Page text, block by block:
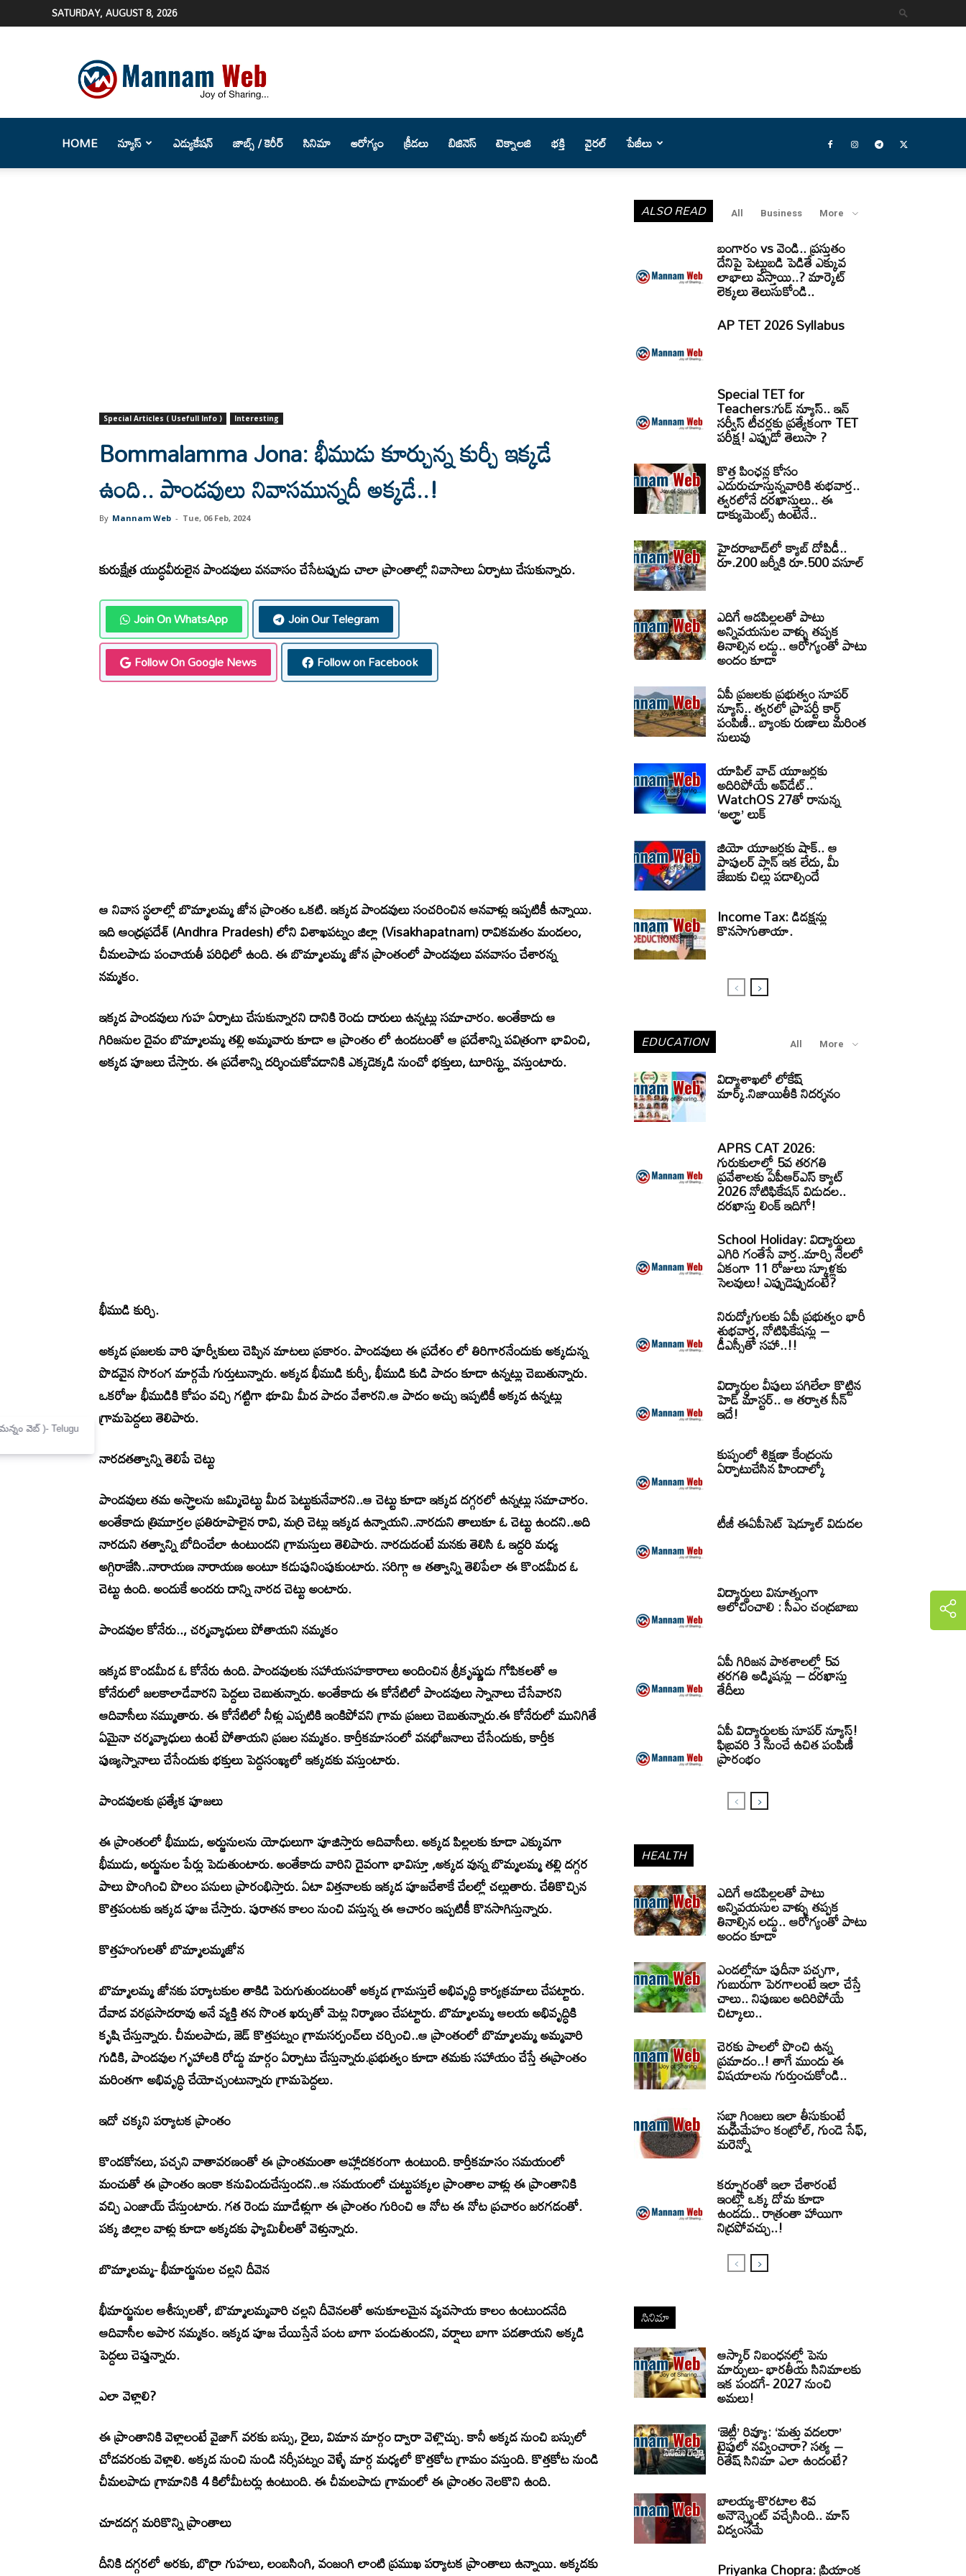
SATURDAY, AUGUST 8, 2026
Web
(మన్నం
News
HOME న్యూస్ ఎడ్యుకేషన్ జాబ్స్ / కెరీర్ సినిమా ఆరోగ్యం క్రీడలు బిజినెస్ టెక్నాలజి భక్తి వైరల్ పేజీలు
Special Articles ( Usefull Info ) Interesting
Bommalamma Jona: భీముడు కూర్చున్న కుర్చీ ఇక్కడే
ఉంది.. పాండవులు నివాసమున్నదీ అక్కడే..!
By Mannam Web - Tue, 06 Feb, 2024
కురుక్షేత్ర యుద్ధవీరులైన పాండవులు వనవాసం చేసేటప్పుడు చాలా ప్రాంతాల్లో నివాసాలు ఏర్పాటు చేసుకున్నారు.
Join On WhatsApp
Join Our Telegram
Follow On Google News
Follow on Facebook
ఆ నివాస స్థలాల్లో బొమ్మాలమ్మ జోన ప్రాంతం ఒకటి. ఇక్కడ పాండవులు సంచరించిన ఆనవాళ్లు ఇప్పటికీ ఉన్నాయి.
ఇది ఆంధ్రప్రదేశ్ (Andhra Pradesh) లోని విశాఖపట్నం జిల్లా (Visakhapatnam) రావికమతం మండలం,
చీమలపాడు పంచాయతీ పరిధిలో ఉంది. ఈ బొమ్మాలమ్మ జోన ప్రాంతంలో పాండవులు వనవాసం చేశారన్న
నమ్మకం.
ఇక్కడ పాండవులు గుహ ఏర్పాటు చేసుకున్నారని దానికి రెండు దారులు ఉన్నట్లు సమాచారం. అంతేకాదు ఆ
గిరిజనుల దైవం బొమ్మాలమ్మ తల్లి అమ్మవారు కూడా ఆ ప్రాంతం లో ఉండటంతో ఆ ప్రదేశాన్ని పవిత్రంగా భావించి,
అక్కడ పూజలు చేస్తారు. ఈ ప్రదేశాన్ని దర్శించుకోవడానికి ఎక్కడెక్కడి నుంచో భక్తులు, టూరిస్ట్లు వస్తుంటారు.
భీముడి కుర్చి.
అక్కడ ప్రజలకు వారి పూర్వీకులు చెప్పిన మాటలు ప్రకారం. పాండవులు ఈ ప్రదేశం లో తిరిగారనేందుకు అక్కడున్న
పొడవైన సొరంగ మార్గమే గుర్తుటున్నారు. అక్కడ భీముడి కుర్చీ, భీముడి కుడి పాదం కూడా ఉన్నట్లు చెబుతున్నారు.
ఒకరోజు భీముడికి కోపం వచ్చి గట్టిగా భూమి మీద పాదం వేశారని.ఆ పాదం అచ్చు ఇప్పటికీ అక్కడ ఉన్నట్లు
గ్రామపెద్దలు తెలిపారు.
నారదతత్వాన్ని తెలిపే చెట్టు
పాండవులు తమ అస్త్రాలను జమ్మిచెట్టు మీద పెట్టుకునేవారని..ఆ చెట్టు కూడా ఇక్కడ దగ్గరలో ఉన్నట్లు సమాచారం.
అంతేకాదు త్రిమూర్తల ప్రతిరూపాలైన రావి, మర్రి చెట్లు ఇక్కడ ఉన్నాయని..నారదుని తాలుకూ ఓ చెట్టు ఉందని..అది
నారదుని తత్వాన్ని బోదించేలా ఉంటుందని గ్రామస్తులు తెలిపారు. నారదుడంటే మనకు తెలిసి ఓ ఇద్దరి మధ్య
అగ్గిరాజేసి..నారాయణ నారాయణ అంటూ కడుపునింపుకుంటారు. సరిగ్గా ఆ తత్వాన్ని తెలిపేలా ఈ కొండమీద ఓ
చెట్టు ఉంది. అందుకే అందరు దాన్ని నారద చెట్టు అంటారు.
పాండవుల కోనేరు.., చర్మవ్యాధులు పోతాయని నమ్మకం
ఇక్కడ కొండమీద ఓ కోనేరు ఉంది. పాండవులకు సహాయసహకారాలు అందించిన శ్రీకృష్ణుడు గోపికలతో ఆ
కోనేరులో జలకాలాడేవారని పెద్దలు చెబుతున్నారు. అంతేకాదు ఈ కోనేటిలో పాండవులు స్నానాలు చేసేవారని
ఆదివాసీలు నమ్ముతారు. ఈ కోనేటిలో నీళ్లు ఎప్పటికి ఇంకిపోవని గ్రామ ప్రజలు చెబుతున్నారు.ఈ కోనేరులో మునిగితే
ఏమైనా చర్మవ్యాధులు ఉంటే పోతాయని ప్రజల నమ్మకం. కార్తీకమాసంలో వనభోజనాలు చేసేందుకు, కార్తీక
పుణ్యస్నానాలు చేసేందుకు భక్తులు పెద్దసంఖ్యలో ఇక్కడకు వస్తుంటారు.
పాండవులకు ప్రత్యేక పూజలు
ఈ ప్రాంతంలో భీముడు, అర్జునులను యోధులుగా పూజిస్తారు ఆదివాసీలు. అక్కడ పిల్లలకు కూడా ఎక్కువగా
భీముడు, అర్జునుల పేర్లు పెడుతుంటారు. అంతేకాదు వారిని దైవంగా భావిస్తూ ,అక్కడ వున్న బొమ్మలమ్మ తల్లి దగ్గర
పాలు పొంగించి పొలం పనులు ప్రారంభిస్తారు. ఏటా విత్తనాలకు ఇక్కడ పూజచేశాకే చేలల్లో చల్లుతారు. చేతికొచ్చిన
కొత్తపంటకు ఇక్కడ పూజ చేస్తారు. పురాతన కాలం నుంచి వస్తున్న ఈ ఆచారం ఇప్పటికీ కొనసాగిస్తున్నారు.
కొత్తహంగులతో బొమ్మాలమ్మజోన
బొమ్మాలమ్మ జోనకు పర్యాటకుల తాకిడి పెరుగుతుండటంతో అక్కడ గ్రామస్తులే అభివృద్ధి కార్యక్రమాలు చేపట్టారు.
దేవాడ వరప్రసాదరావు అనే వ్యక్తి తన సొంత ఖర్చుతో మెట్ల నిర్మాణం చేపట్టారు. బొమ్మాలమ్మ ఆలయ అభివృద్ధికి
కృషి చేస్తున్నారు. చీమలపాడు, జెడ్‌ కొత్తపట్నం గ్రామసర్పంచ్‌లు చర్చించి..ఆ ప్రాంతంలో బొమ్మాలమ్మ అమ్మవారి
గుడికి, పాండవుల గృహాలకి రోడ్డు మార్గం ఏర్పాటు చేస్తున్నారు.ప్రభుత్వం కూడా తమకు సహాయం చేస్తే ఈప్రాంతం
మరింతగా అభివృద్ధి చేయోచ్చంటున్నారు గ్రామపెద్దలు.
ఇదో చక్కని పర్యాటక ప్రాంతం
కొండకోనలు, పచ్చని వాతావరణంతో ఈ ప్రాంతమంతా ఆహ్లాదకరంగా ఉంటుంది. కార్తీకమాసం సమయంలో
మంచుతో ఈ ప్రాంతం ఇంకా కనువిందుచేస్తుందని..ఆ సమయంలో చుట్టుపక్కల ప్రాంతాల వాళ్లు ఈ ప్రాంతానికి
వచ్చి ఎంజాయ్‌ చేస్తుంటారు. గత రెండు మూడేళ్లుగా ఈ ప్రాంతం గురించి ఆ నోట ఈ నోట ప్రచారం జరగడంతో.
పక్క జిల్లాల వాళ్లు కూడా అక్కడకు ఫ్యామిలీలతో వెళ్తున్నారు.
బొమ్మాలమ్మ- భీమార్జునుల చల్లని దీవెన
భీమార్జునుల ఆశీస్సులతో, బొమ్మాలమ్మవారి చల్లని దీవెనలతో అనుకూలమైన వ్యవసాయ కాలం ఉంటుందనేది
ఆదివాసీల అపార నమ్మకం. ఇక్కడ పూజ చేయిస్తేనే పంట బాగా పండుతుందని, వర్షాలు బాగా పడతాయని అక్కడి
పెద్దలు చెప్తున్నారు.
ఎలా వెళ్లాలి?
ఈ ప్రాంతానికి వెళ్లాలంటే వైజాగ్‌ వరకు బస్సు, రైలు, విమాన మార్గం ద్వారా వెళ్లొచ్చు. కానీ అక్కడ నుంచి బస్సులో
చోడవరంకు వెళ్లాలి. అక్కడ నుంచి నుండి నర్సీపట్నం వెళ్ళే మార్గ మధ్యలో కొత్తకోట గ్రామం వస్తుంది. కొత్తకోట నుండి
చీమలపాడు గ్రామానికి 4 కిలోమీటర్లు ఉంటుంది. ఈ చీమలపాడు గ్రామంలో ఈ ప్రాంతం నెలకొని ఉంది.
చూడదగ్గ మరికొన్ని ప్రాంతాలు
దీనికి దగ్గరలో అరకు, బొర్రా గుహలు, లంబసింగి, వంజంగి లాంటి ప్రముఖ పర్యాటక ప్రాంతాలు ఉన్నాయి. అక్కడకు
ALSO READ All Business More
బంగారం vs వెండి.. ప్రస్తుతం
దేనిపై పెట్టుబడి పెడితే ఎక్కువ
లాభాలు వస్తాయి..? మార్కెట్
లెక్కలు తెలుసుకోండి..
AP TET 2026 Syllabus
Special TET for
Teachers:గుడ్ న్యూస్.. ఇన్
సర్వీస్ టీచర్లకు ప్రత్యేకంగా TET
పరీక్ష! ఎప్పుడో తెలుసా ?
కొత్త పింఛన్ల కోసం
ఎదురుచూస్తున్నవారికి శుభవార్త..
త్వరలోనే దరఖాస్తులు.. ఈ
డాక్యుమెంట్స్ ఉంటేనే..
హైదరాబాద్‌లో క్యాబ్‌ దోపిడీ..
రూ.200 జర్నీకి రూ.500 వసూల్
ఎదిగే ఆడపిల్లలతో పాటు
అన్నివయసుల వాళ్ళు తప్పక
తినాల్సిన లడ్డు.. ఆరోగ్యంతో పాటు
అందం కూడా
ఏపీ ప్రజలకు ప్రభుత్వం సూపర్
న్యూస్.. త్వరలో ప్రాపర్టీ కార్డ్
పంపిణీ.. బ్యాంకు రుణాలు మరింత
సులువు
యాపిల్ వాచ్ యూజర్లకు
అదిరిపోయే అప్‌డేట్..
WatchOS 27తో రానున్న
‘అల్ట్రా’ లుక్
జియో యూజర్లకు షాక్.. ఆ
పాపులర్ ప్లాన్ ఇక లేదు, మీ
జేబుకు చిల్లు పడాల్సిందే
Income Tax: డిడక్షన్లు
కొనసాగుతాయా.
EDUCATION All More
విద్యాశాఖలో లోకేష్
మార్క్.నిజాయితీకి నిదర్శనం
APRS CAT 2026:
గురుకులాల్లో 5వ తరగతి
ప్రవేశాలకు ఏపీఆర్‌ఎస్‌ క్యాట్‌
2026 నోటిఫికేషన్‌ విడుదల..
దరఖాస్తు లింక్‌ ఇదిగో!
School Holiday: విద్యార్థులు
ఎగిరి గంతేసే వార్త..మార్చి నెలలో
ఏకంగా 11 రోజులు స్కూళ్లకు
సెలవులు! ఎప్పుడెప్పుడంటే?
నిరుద్యోగులకు ఏపీ ప్రభుత్వం భారీ
శుభవార్త, నోటిఫికేషన్లు –
డీఎస్సీతో సహా..!!
విద్యార్ధుల వీపులు పగిలేలా కొట్టిన
హెడ్ మాస్టర్.. ఆ తర్వాత సీన్‌
ఇదే!
కుప్పంలో శిక్షణా కేంద్రంను
ఏర్పాటుచేసిన హిందాల్కో
టీజీ ఈఏపీసెట్‌ షెడ్యూల్‌ విడుదల
విద్యార్థులు వినూత్నంగా
ఆలోచించాలి : సీఎం చంద్రబాబు
ఏపీ గిరిజన పాఠశాలల్లో 5వ
తరగతి అడ్మిషన్లు – దరఖాస్తు
తేదీలు
ఏపీ విద్యార్థులకు సూపర్ న్యూస్!
ఫిబ్రవరి 3 నుంచే ఉచిత పంపిణీ
ప్రారంభం
HEALTH
ఎదిగే ఆడపిల్లలతో పాటు
అన్నివయసుల వాళ్ళు తప్పక
తినాల్సిన లడ్డు.. ఆరోగ్యంతో పాటు
అందం కూడా
ఎండల్లోనూ పుదీనా పచ్చగా,
గుబురుగా పెరగాలంటే ఇలా చేస్తే
చాలు.. నిపుణుల అదిరిపోయే
చిట్కాలు..
చెరకు పాలలో పొంచి ఉన్న
ప్రమాదం..! తాగే ముందు ఈ
విషయాలను గుర్తుంచుకోండి..
సబ్జా గింజలు ఇలా తీసుకుంటే
మధుమేహం కంట్రోల్, గుండె సేఫ్,
మరెన్నో
కర్పూరంతో ఇలా చేశారంటే
ఇంట్లో ఒక్క దోమ కూడా
ఉండదు.. రాత్రంతా హాయిగా
నిద్రపోవచ్చు..!
సినిమా
ఆస్కార్ నిబంధనల్లో పెను
మార్పులు- భారతీయ సినిమాలకు
ఇక పండగే- 2027 నుంచి
అమలు!
‘జెట్లీ’ రివ్యూ: ‘మత్తు వదలరా’
టైపులో నవ్వించారా? సత్య –
రితేష్ సినిమా ఎలా ఉందంటే?
బాలయ్య-కొరటాల శివ
అనౌన్స్మెంట్ వచ్చేసింది.. మాస్
విద్వంసమే
Priyanka Chopra: ప్రియాంక
×
Mannam Web (మన్నం వెబ్ )- Telugu